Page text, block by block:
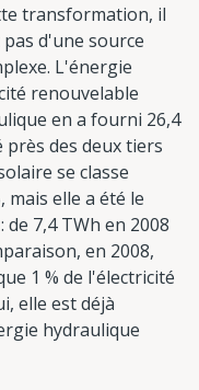
transformation, il
d'une source
L'énergie
renouvelable
en a fourni 26,4
près des deux tiers
se classe
mais elle a été le
7,4 TWh en 2008
en 2008,
1 % de l'électricité
elle est déjà
hydraulique